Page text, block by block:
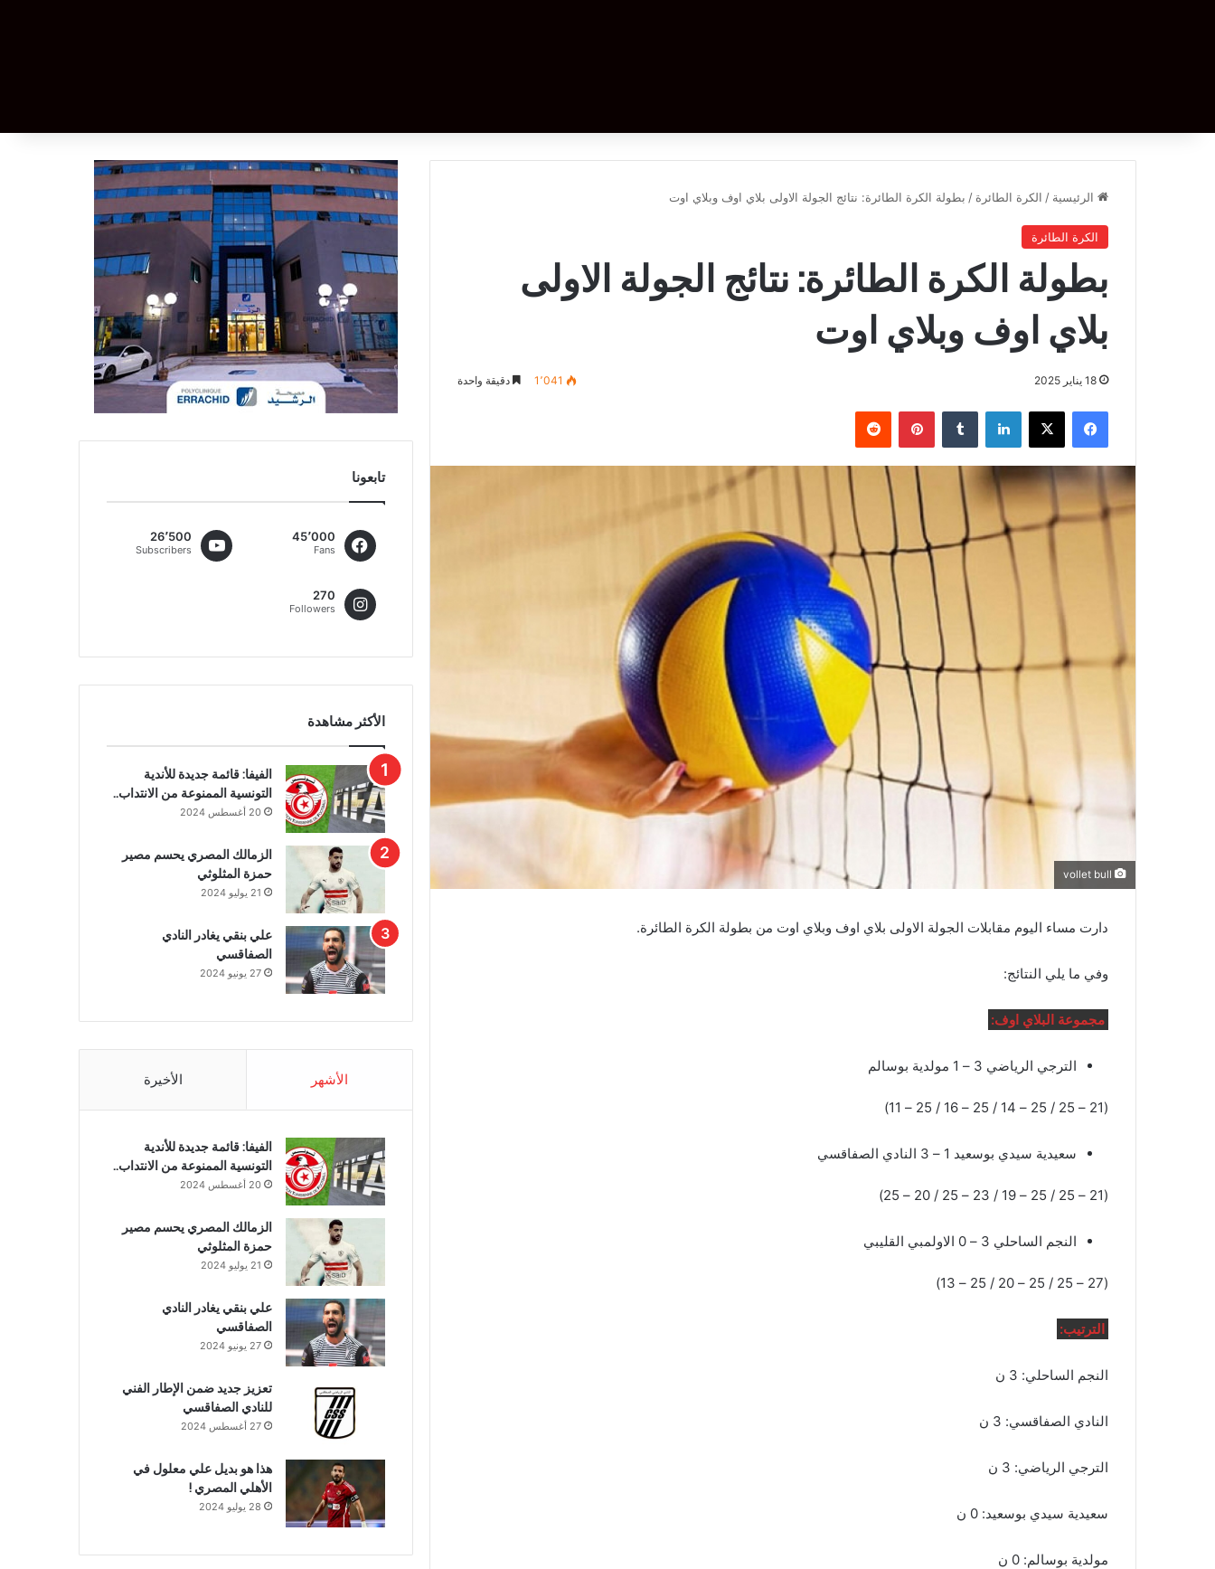
الرئيسية / الكرة الطائرة / بطولة الكرة الطائرة: نتائج الجولة الاولى بلاي اوف وبلاي اوت
الكرة الطائرة
بطولة الكرة الطائرة: نتائج الجولة الاولى
بلاي اوف وبلاي اوت
18 يناير 2025 1٬041 دقيقة واحدة
فيسبوك ‫X لينكدإن بينتيريست
دارت مساء اليوم مقابلات الجولة الاولى بلاي اوف وبلاي اوت من بطولة الكرة الطائرة.
وفي ما يلي النتائج:
مجموعة البلاي اوف:
الترجي الرياضي 3 – 1 مولدية بوسالم
(21 – 25 / 25 – 14 / 25 – 16 / 25 – 11)
سعيدية سيدي بوسعيد 1 – 3 النادي الصفاقسي
(21 – 25 / 25 – 19 / 23 – 25 / 20 – 25)
النجم الساحلي 3 – 0 الاولمبي القليبي
(27 – 25 / 25 – 20 / 25 – 13)
الترتيب:
النجم الساحلي: 3 ن
النادي الصفاقسي: 3 ن
الترجي الرياضي: 3 ن
سعيدية سيدي بوسعيد: 0 ن
مولدية بوسالم: 0 ن
تابعونا
45٬000
Fans
26٬500
Subscribers
270
Followers
الأكثر مشاهدة
الفيفا: قائمة جديدة للأندية
التونسية الممنوعة من الانتداب..
20 أغسطس 2024
الزمالك المصري يحسم مصير
حمزة المثلوثي
21 يوليو 2024
علي بنقي يغادر النادي
الصفاقسي
27 يونيو 2024
الأشهر الأخيرة
الفيفا: قائمة جديدة للأندية
التونسية الممنوعة من الانتداب..
20 أغسطس 2024
الزمالك المصري يحسم مصير
حمزة المثلوثي
21 يوليو 2024
علي بنقي يغادر النادي
الصفاقسي
27 يونيو 2024
تعزيز جديد ضمن الإطار الفني
للنادي الصفاقسي
27 أغسطس 2024
هذا هو بديل علي معلول في
الأهلي المصري !
28 يوليو 2024